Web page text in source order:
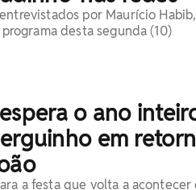
por Maurício
desta segunda (10)
o ano
em
a festa que volta a acontecer